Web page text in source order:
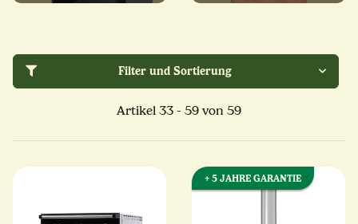
Filter und Sortierung
Artikel 33 - 59 von 59
+ 5 JAHRE GARANTIE